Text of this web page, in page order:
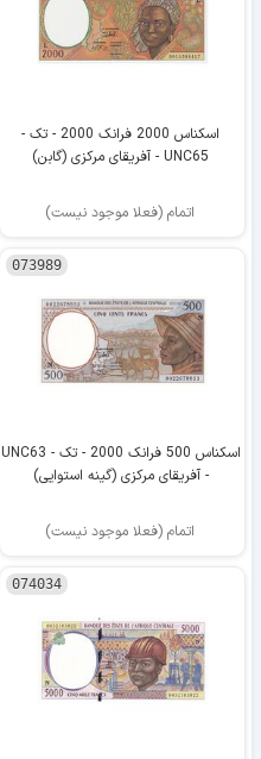
اسکناس 2000 فرانک 2000 - تک -
UNC65 - آفریقای مرکزی (گابن)
اتمام (فعلا موجود نیست)
073989
اسکناس 500 فرانک 2000 - تک - UNC63
- آفریقای مرکزی (گینه استوایی)
اتمام (فعلا موجود نیست)
074034